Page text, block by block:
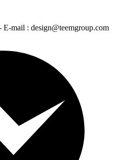
E-mail : design@teemgroup.com